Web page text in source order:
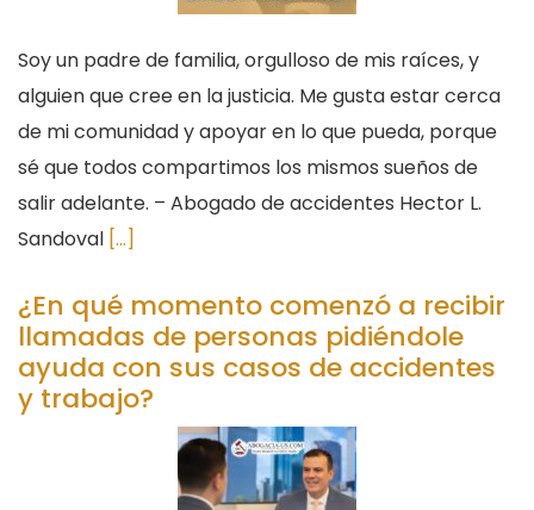
Soy un padre de familia, orgulloso de mis raíces, y
alguien que cree en la justicia. Me gusta estar cerca
de mi comunidad y apoyar en lo que pueda, porque
sé que todos compartimos los mismos sueños de
salir adelante. – Abogado de accidentes Hector L.
Sandoval [...]
¿En qué momento comenzó a recibir
llamadas de personas pidiéndole
ayuda con sus casos de accidentes
y trabajo?